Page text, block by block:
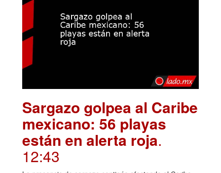
Sargazo golpea al Caribe
mexicano: 56 playas
están en alerta roja.
12:43